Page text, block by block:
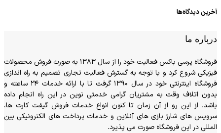
آخرین دیدگاه‌ها
درباره ما
فروشگاه پرسی باکس فعالیت خود را از سال 1383 به صورت فروش محصولات
فیزیکی شروع کرد و با توجه به گسترش فعالیت تجاری تصمیم به راه اندازی
فروشگاه اینترنتی خود در سال 1390 گرفت تا با ارائه خدمات 24 ساعته و
بدون اتلاف وقت به مشتریان گرامی خدمتی نوین در این راه انجام داده
باشد. از این رو از آن زمان تا کنون انواع خدمات فروش گیفت کارت ها،
سرویس های شارژ بازی های آنلاین و خدمات پرداخت های الکترونیکی بین
المللی در این فروشگاه صورت می پذیرد.